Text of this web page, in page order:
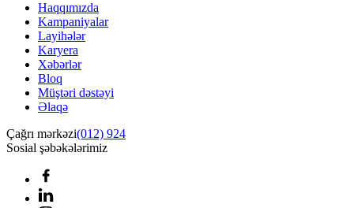
Haqqımızda
Kampaniyalar
Layihələr
Karyera
Xəbərlər
Bloq
Müştəri dəstəyi
Əlaqə
Çağrı mərkəzi(012) 924
Sosial şəbəkələrimiz